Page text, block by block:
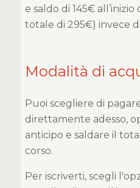
e saldo di 145€
totale di 295€) invece
Modalità di
Puoi scegliere di
direttamente adesso,
anticipo e saldare il
corso.
Per iscriverti, scegli